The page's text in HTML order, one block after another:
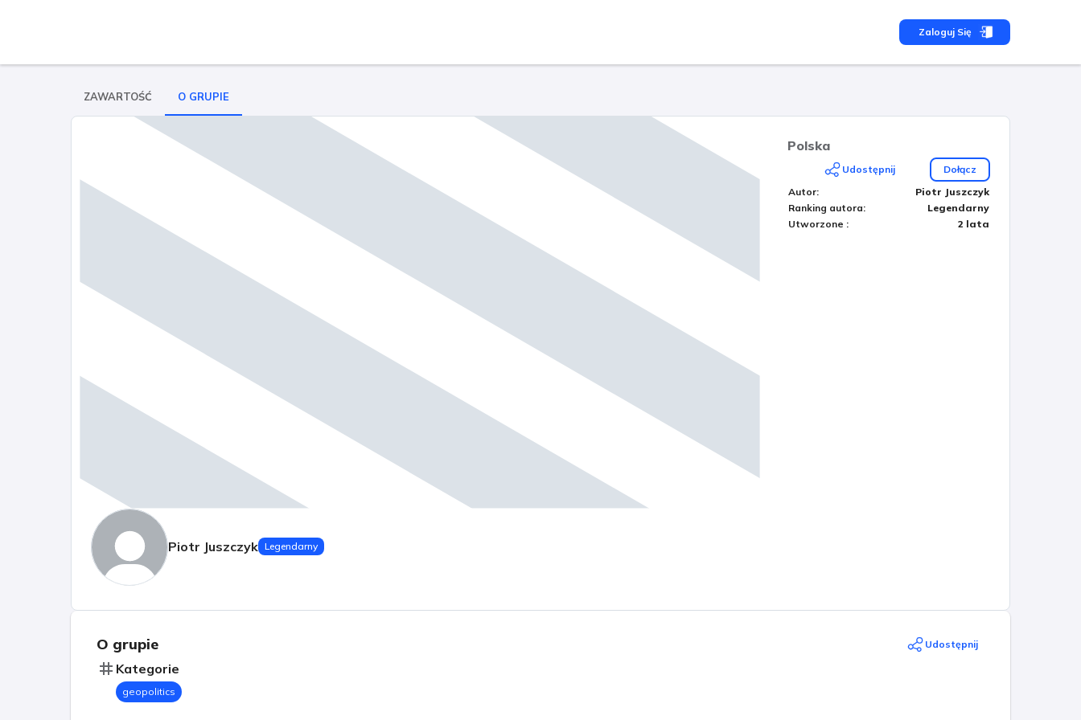
Zaloguj Się
ZAWARTOŚĆ O GRUPIE
Piotr Juszczyk Legendarny
Polska
Udostępnij
Dołącz
Autor:
Piotr Juszczyk
Ranking autora:
Legendarny
Utworzone : 2 lata
O grupie Udostępnij
Kategorie
geopolitics